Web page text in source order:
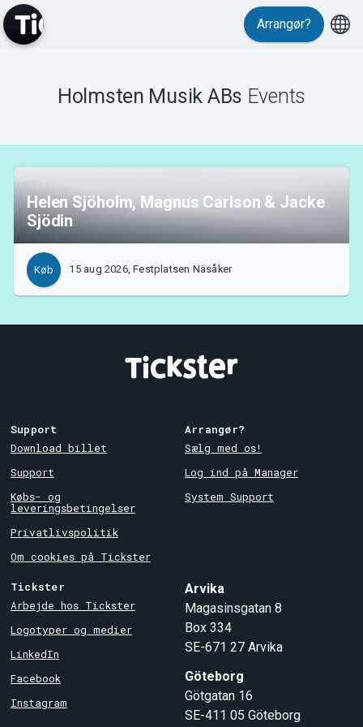
Support
Om Tickster
Arrangør?
Holmsten Musik ABs Events
Helen Sjöholm, Magnus Carlson & Jacke
Sjödin
Køb 15 aug 2026, Festplatsen Näsåker
Support
Download billet
Support
Købs- og
leveringsbetingelser
Privatlivspolitik
Om cookies på Tickster
Arrangør?
Sælg med os!
Log ind på Manager
System Support
Tickster
Arbejde hos Tickster
Logotyper og medier
LinkedIn
Facebook
Instagram
Arvika
Magasinsgatan 8
Box 334
SE-671 27 Arvika
Göteborg
Götgatan 16
SE-411 05 Göteborg